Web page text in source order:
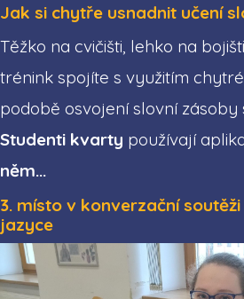
Jak si chytře usnadnit učení
Těžko na cvičišti, lehko na
trénink spojíte s využitím
podobě osvojení slovní zásoby
Studenti kvarty používají
něm...
3. místo v konverzační
jazyce